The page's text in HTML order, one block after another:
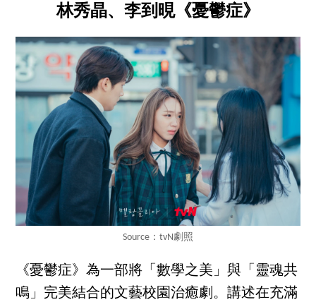
林秀晶、李到晛《憂鬱症》
Source：tvN劇照
《憂鬱症》為一部將「數學之美」與「靈魂共
鳴」完美結合的文藝校園治癒劇。講述在充滿